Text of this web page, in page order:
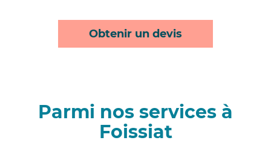
Obtenir un devis
Parmi nos services à
Foissiat